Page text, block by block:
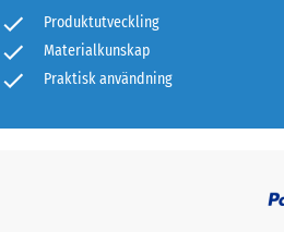
Produktutveckling
Materialkunskap
Praktisk användning